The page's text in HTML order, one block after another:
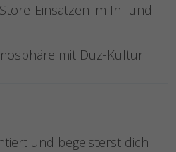
Einsätzen im In- und
mit Duz-Kultur
und begeisterst dich